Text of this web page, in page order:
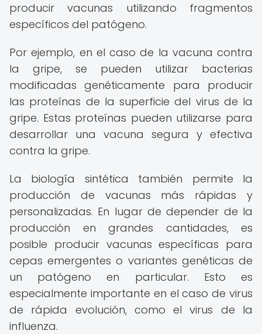
producir vacunas utilizando fragmentos
específicos del patógeno.
Por ejemplo, en el caso de la vacuna contra
la gripe, se pueden utilizar bacterias
modificadas genéticamente para producir
las proteínas de la superficie del virus de la
gripe. Estas proteínas pueden utilizarse para
desarrollar una vacuna segura y efectiva
contra la gripe.
La biología sintética también permite la
producción de vacunas más rápidas y
personalizadas. En lugar de depender de la
producción en grandes cantidades, es
posible producir vacunas específicas para
cepas emergentes o variantes genéticas de
un patógeno en particular. Esto es
especialmente importante en el caso de virus
de rápida evolución, como el virus de la
influenza.